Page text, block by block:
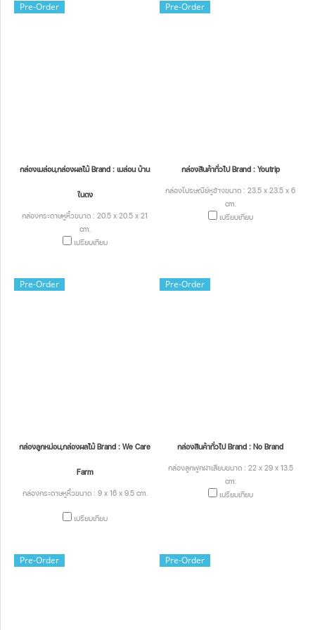
Pre-Order
กล่องเมล่อน,กล่องผลไม้ Brand : เมล่อน บ้าน
ในดง
กล่องกระดาษหูหิ้วขนาด : 20.5 x 20.5 x 21
cm.
เปรียบเทียบ
Pre-Order
กล่องสินค้าทั่วไป Brand : Youtrip
กล่องไปรษณีย์หูช้างขนาด : 23.5 x 23.5 x 6
cm.
เปรียบเทียบ
Pre-Order
กล่องลูกหม่อน,กล่องผลไม้ Brand : We Care
Farm
กล่องกระดาษหูหิ้วขนาด : 9 x 16 x 9.5 cm.
เปรียบเทียบ
Pre-Order
กล่องสินค้าทั่วไป Brand : No Brand
กล่องลูกฟูกฝาเสียบขนาด : 22 x 29 x 13.5
cm.
เปรียบเทียบ
Pre-Order Pre-Order